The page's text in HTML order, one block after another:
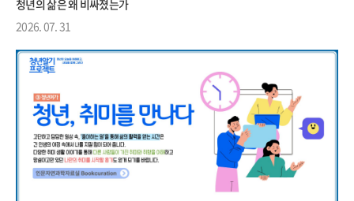
청년의 삶은 왜 비싸졌는가
2026. 07. 31